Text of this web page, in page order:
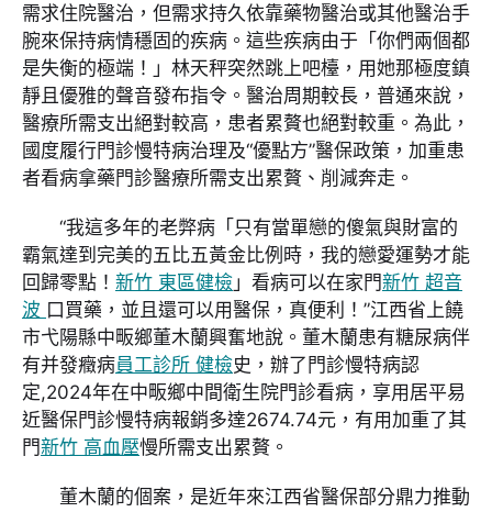
需求住院醫治，但需求持久依靠藥物醫治或其他醫治手
腕來保持病情穩固的疾病。這些疾病由于「你們兩個都
是失衡的極端！」林天秤突然跳上吧檯，用她那極度鎮
靜且優雅的聲音發布指令。醫治周期較長，普通來說，
醫療所需支出絕對較高，患者累贅也絕對較重。為此，
國度履行門診慢特病治理及“優點方”醫保政策，加重患
者看病拿藥門診醫療所需支出累贅、削減奔走。
“我這多年的老弊病「只有當單戀的傻氣與財富的
霸氣達到完美的五比五黃金比例時，我的戀愛運勢才能
回歸零點！ 新竹 東區健檢 」看病可以在家門新竹 超音
波 口買藥，並且還可以用醫保，真便利！”江西省上饒
市弋陽縣中畈鄉董木蘭興奮地說。董木蘭患有糖尿病伴
有并發癥病員工診所 健檢史，辦了門診慢特病認
定,2024年在中畈鄉中間衛生院門診看病，享用居平易
近醫保門診慢特病報銷多達2674.74元，有用加重了其
門新竹 高血壓慢所需支出累贅。
董木蘭的個案，是近年來江西省醫保部分鼎力推動